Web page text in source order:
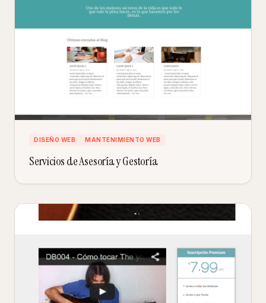
DISEÑO WEB MANTENIMIENTO WEB
Servicios de Asesoría y Gestoría